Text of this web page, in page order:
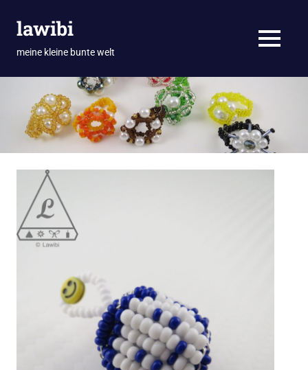
Inhaltlawibi
meine kleine bunte welt MENÜ